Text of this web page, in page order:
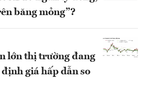
băng mỏng”?
lớn thị trường đang
giá hấp dẫn so